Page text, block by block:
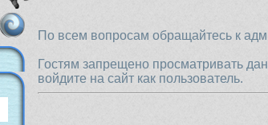
По всем вопросам обращайтесь к
Гостям запрещено просматривать
войдите на сайт как пользователь.